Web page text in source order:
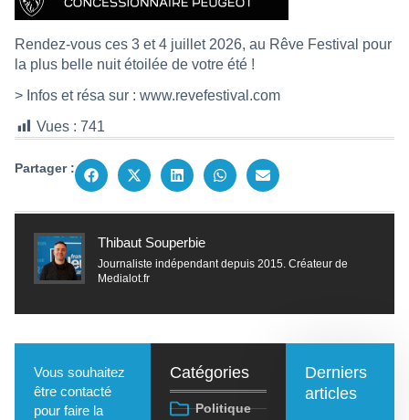
Rendez-vous ces 3 et 4 juillet 2026, au Rêve Festival pour
la plus belle nuit étoilée de votre été !
> Infos et résa sur : www.revefestival.com
Vues : 741
Partager :
Thibaut Souperbie
Journaliste indépendant depuis 2015. Créateur de
Medialot.fr
Vous souhaitez
être contacté
pour faire la
Catégories
Politique
Derniers
articles